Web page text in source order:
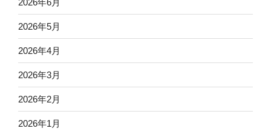
2026年5月
2026年4月
2026年3月
2026年2月
2026年1月